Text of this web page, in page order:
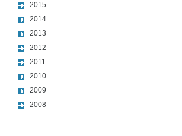
2015
2014
2013
2012
2011
2010
2009
2008